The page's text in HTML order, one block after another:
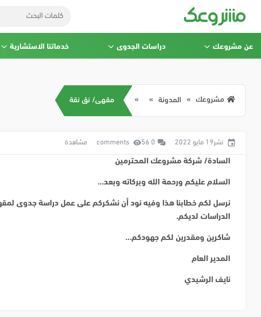
عن مشروعك دراسات الجدوى خدماتنا الاستشارية
مشروعك المدونة مقهى/ نق نقة
نشر19 مايو 2022 0 comments 56 مشاهدة
السادة/ شركة مشروعك المحترمين
السلام عليكم ورحمة الله وبركاته وبعد…
نرسل لكم خطابنا هذا وفيه نود أن نشكركم على عمل دراسة جدوى
الدراسات لديكم.
شاكرين ومقدرين لكم جهودكم…
المدير العام
نايف الرشيدي